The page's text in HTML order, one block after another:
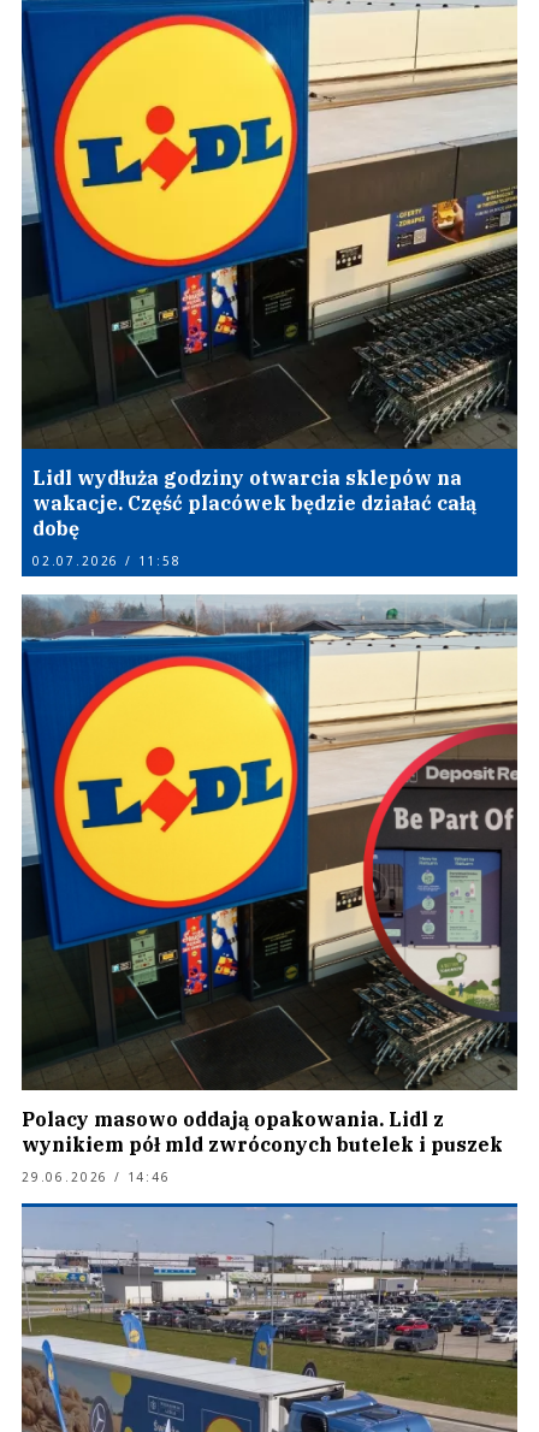
Lidl wydłuża godziny otwarcia sklepów na
wakacje. Część placówek będzie działać całą
dobę
02.07.2026 / 11:58
Polacy masowo oddają opakowania. Lidl z
wynikiem pół mld zwróconych butelek i puszek
29.06.2026 / 14:46